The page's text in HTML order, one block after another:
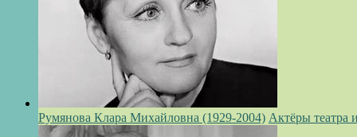
Румянова Клара Михайловна (1929-2004) Актёры театра